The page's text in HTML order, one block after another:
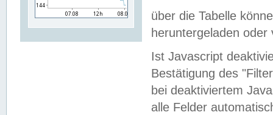
über die Tabelle
heruntergeladen oder
Ist Javascript
Bestätigung des
bei deaktiviertem
alle Felder